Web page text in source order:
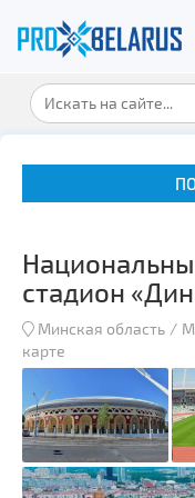
Замки и дворцы
Военная история
Гражданская
стадион
Минская область
карте